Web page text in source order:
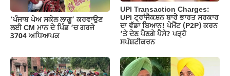
‘ਪੰਜਾਬ ਪੇਅ ਸਕੇਲ ਲਾਗੂ’ ਕਰਵਾਉਣ
ਲਈ CM ਮਾਨ ਦੇ ਪਿੰਡ ‘ਚ ਗਰਜੇ
3704 ਅਧਿਆਪਕ
UPI Transaction Charges:
UPI ਟ੍ਰਾਂਜੈਕਸ਼ਨ ਬਾਰੇ ਭਾਰਤ ਸਰਕਾਰ
ਦਾ ਵੱਡਾ ਬਿਆਨ! ਪੇਮੈਂਟ (P2P) ਕਰਨ
‘ਤੇ ਦੇਣ ਪੈਣਗੇ ਪੈਸੇ? ਪੜ੍ਹੋ
ਸਪੱਸ਼ਟੀਕਰਨ